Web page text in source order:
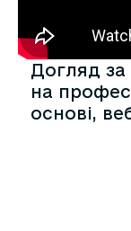
Догляд за
на
основі,